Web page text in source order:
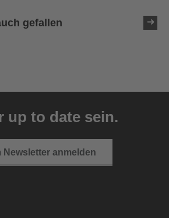
gefallen
up to date sein.
Newsletter anmelden